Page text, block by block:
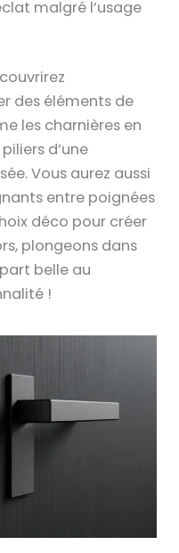
malgré l’usage
des éléments de
les charnières en
d’une
Vous aurez aussi
entre poignées
déco pour créer
plongeons dans
belle au
!